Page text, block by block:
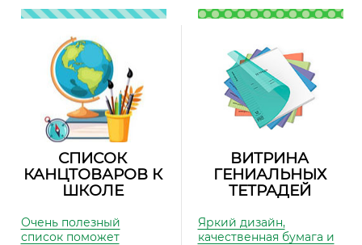
СПИСОК
КАНЦТОВАРОВ К
ШКОЛЕ
Очень полезный
список поможет
ВИТРИНА
ГЕНИАЛЬНЫХ
ТЕТРАДЕЙ
Яркий дизайн,
качественная бумага и